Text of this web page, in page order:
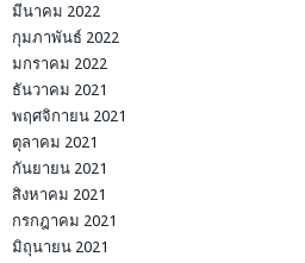
มีนาคม 2022
กุมภาพันธ์ 2022
มกราคม 2022
ธันวาคม 2021
พฤศจิกายน 2021
ตุลาคม 2021
กันยายน 2021
สิงหาคม 2021
กรกฎาคม 2021
มิถุนายน 2021